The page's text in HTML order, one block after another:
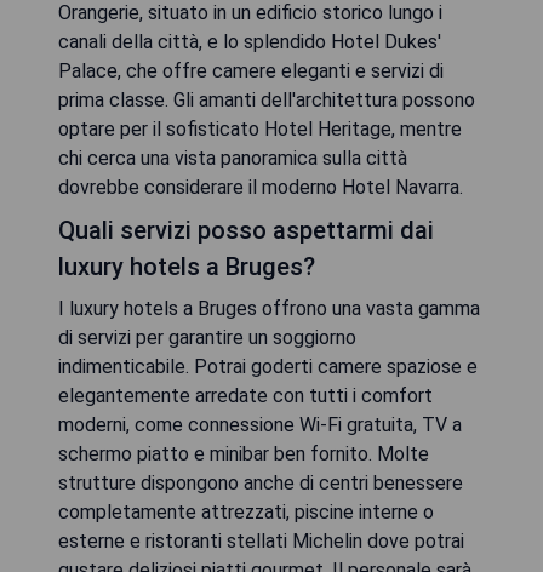
Orangerie, situato in un edificio storico lungo i
canali della città, e lo splendido Hotel Dukes'
Palace, che offre camere eleganti e servizi di
prima classe. Gli amanti dell'architettura possono
optare per il sofisticato Hotel Heritage, mentre
chi cerca una vista panoramica sulla città
dovrebbe considerare il moderno Hotel Navarra.
Quali servizi posso aspettarmi dai
luxury hotels a Bruges?
I luxury hotels a Bruges offrono una vasta gamma
di servizi per garantire un soggiorno
indimenticabile. Potrai goderti camere spaziose e
elegantemente arredate con tutti i comfort
moderni, come connessione Wi-Fi gratuita, TV a
schermo piatto e minibar ben fornito. Molte
strutture dispongono anche di centri benessere
completamente attrezzati, piscine interne o
esterne e ristoranti stellati Michelin dove potrai